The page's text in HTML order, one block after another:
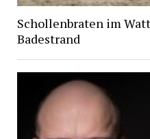
Schollenbraten im
Badestrand